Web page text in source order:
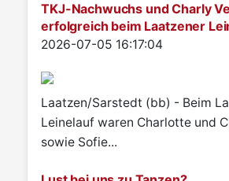
TKJ-Nachwuchs und Charly
erfolgreich beim Laatzener
Details
2026-07-05 16:17:04
Laatzen/Sarstedt (bb) - Beim
Leinelauf waren Charlotte und
sowie Sofie...